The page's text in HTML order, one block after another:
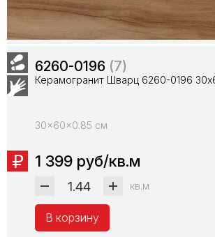
6260-0196 (7)
Керамогранит Шварц 6260-0196
30x60x0.85 см
1 399 руб/кв.м
кв.м
В корзину